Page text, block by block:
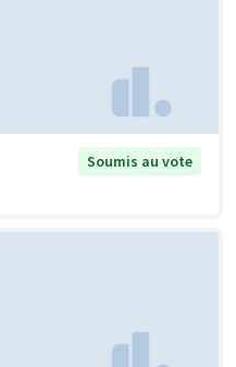
Soumis au vote